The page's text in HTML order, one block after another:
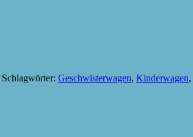
Schlagwörter: Geschwisterwagen, Kinderwagen,